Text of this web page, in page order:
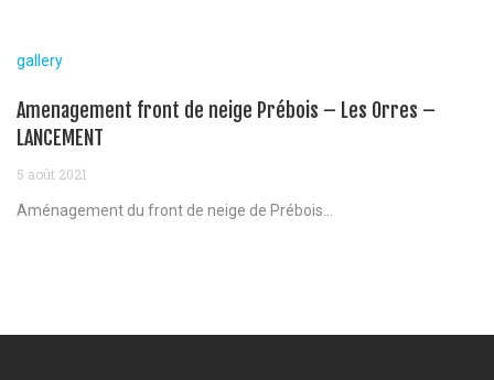
gallery
Amenagement front de neige Prébois – Les Orres –
LANCEMENT
5 août 2021
Aménagement du front de neige de Prébois...